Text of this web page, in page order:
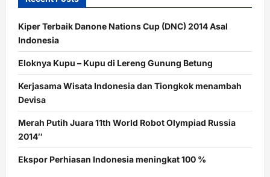
Kiper Terbaik Danone Nations Cup (DNC) 2014 Asal
Indonesia
Eloknya Kupu – Kupu di Lereng Gunung Betung
Kerjasama Wisata Indonesia dan Tiongkok menambah
Devisa
Merah Putih Juara 11th World Robot Olympiad Russia
2014″
Ekspor Perhiasan Indonesia meningkat 100 %